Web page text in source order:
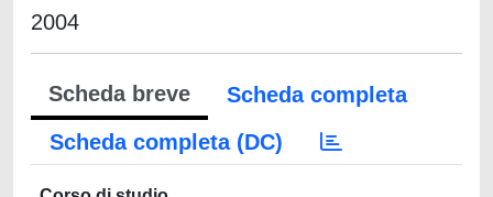
2004
Scheda breve
Scheda completa
Scheda completa (DC)